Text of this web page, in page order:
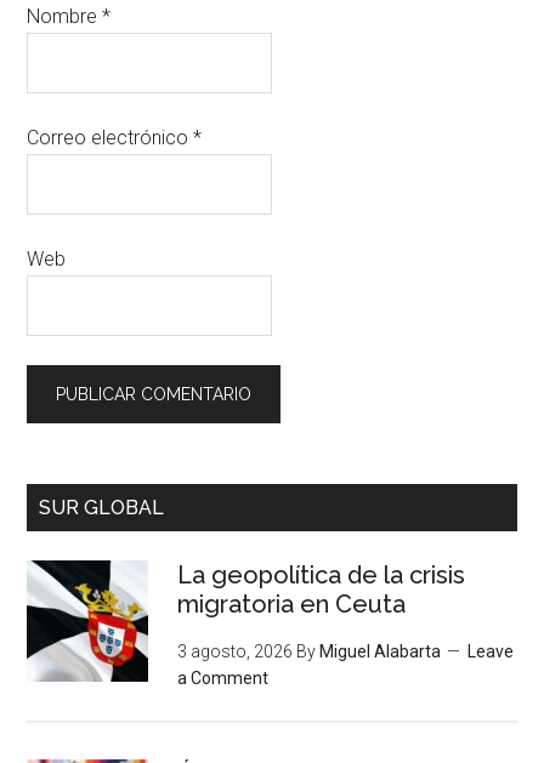
Nombre*
Correo electrónico*
Web
SUR GLOBAL
La geopolítica de la crisis
migratoria en Ceuta
3 agosto, 2026 By Miguel Alabarta
Leave
a Comment